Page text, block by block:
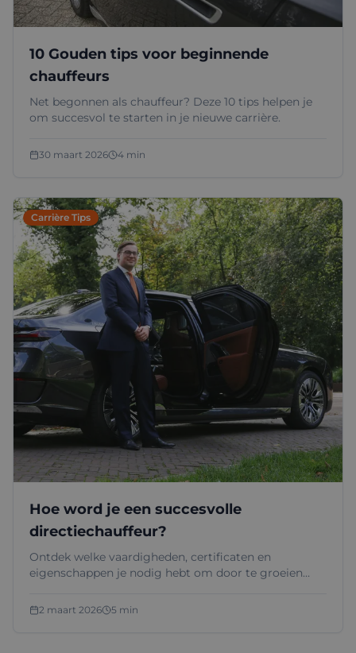
10 Gouden tips voor beginnende
chauffeurs
Net begonnen als chauffeur? Deze 10 tips helpen je
om succesvol te starten in je nieuwe carrière.
30 maart 2026 4 min
Carrière Tips
Hoe word je een succesvolle
directiechauffeur?
Ontdek welke vaardigheden, certificaten en
eigenschappen je nodig hebt om door te groeien
2 maart 2026 5 min